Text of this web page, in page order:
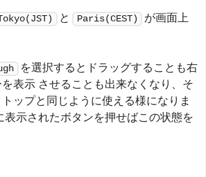
と Paris(CEST)
が画面上
を選択するとドラッグすることも右
表示 させることも出来なくなり、そ
ップと同じように使える様になりま
表示されたボタンを押せばこの状態を